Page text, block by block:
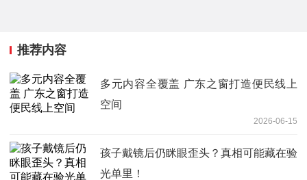
推荐内容
多元内容全覆盖 广东之窗打造便民线上
空间
2026-06-15
孩子戴镜后仍眯眼歪头？真相可能藏在验
光单里！